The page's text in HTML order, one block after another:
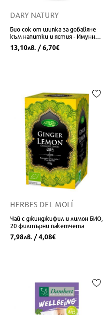
DARY NATURY
Био сок от шипка за добавяне
към напитки и ястия - Имунно,
сърдечносъдово и
метаболитно здраве, 250 ml
13,10лв. / 6,70€
HERBES DEL MOLÍ
Чай с джинджифил и лимон БИО,
20 филтърни пакетчета
7,98лв. / 4,08€